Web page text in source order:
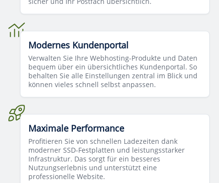
Modernes Kundenportal
Verwalten Sie Ihre Webhosting-Produkte und Daten
bequem über ein übersichtliches Kundenportal. So
behalten Sie alle Einstellungen zentral im Blick und
können vieles schnell selbst anpassen.
Maximale Performance
Profitieren Sie von schnellen Ladezeiten dank
moderner SSD-Festplatten und leistungsstarker
Infrastruktur. Das sorgt für ein besseres
Nutzungserlebnis und unterstützt eine
professionelle Website.